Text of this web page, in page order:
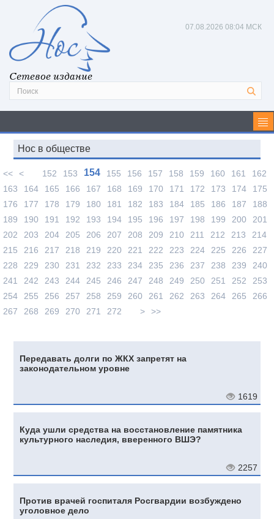
Сетевое издание
07.08.2026 08:04 МСК
Нос в обществе
<< < 152 153 154 155 156 157 158 159 160 161
162
163
164 165 166 167 168 169 170 171 172 173 174
175
176
177 178 179 180 181 182 183 184 185 186 187
188
189
190 191 192 193 194 195 196 197 198 199 200
201
202
203 204 205 206 207 208 209 210 211 212 213
214
215
216 217 218 219 220 221 222 223 224 225 226
227
228
229 230 231 232 233 234 235 236 237 238 239
240
241
242 243 244 245 246 247 248 249 250 251 252
253
254
255 256 257 258 259 260 261 262 263 264 265
266
267
268 269 270 271 272 > >>
Передавать долги по ЖКХ запретят на
законодательном уровне
1619
Куда ушли средства на восстановление памятника
культурного наследия, вверенного ВШЭ?
2257
Против врачей госпиталя Росгвардии возбуждено
уголовное дело